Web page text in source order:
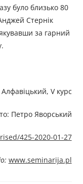
було близько 80
Стернік
за гарний
V курс
Петро Яворський
425-2020-01-27
www.seminarija.pl